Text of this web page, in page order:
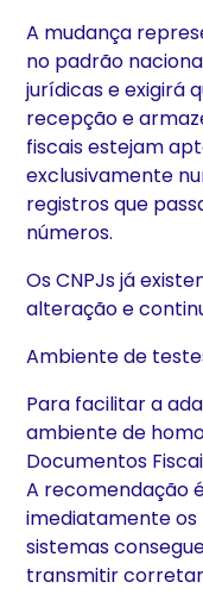
A mudança
no padrão
jurídicas e exigirá
recepção e
fiscais estejam
exclusivamente
registros que
números.
Os CNPJs já
alteração e
Ambiente de
Para facilitar a
ambiente de
Documentos
A recomendação
imediatamente os
sistemas
transmitir